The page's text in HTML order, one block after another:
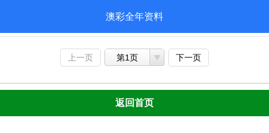
澳彩全年资料
上一页 第1页 下一页
返回首页